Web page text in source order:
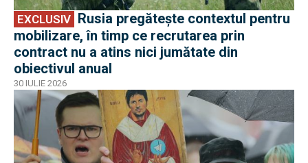
EXCLUSIV
mobilizare, în timp ce recrutarea prin
contract nu a atins nici jumătate din
obiectivul anual
30 IULIE 2026